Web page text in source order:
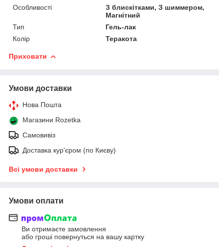
Особливості
З блискітками, З шиммером,
Магнітний
Тип
Гель-лак
Колір
Теракота
Приховати
Умови доставки
Нова Пошта
Магазини Rozetka
Самовивіз
Доставка кур'єром (по Києву)
Всі умови доставки
Умови оплати
Ви отримаєте замовлення
або гроші повернуться на вашу картку